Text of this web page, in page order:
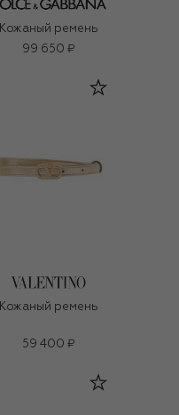
Кожаный ремень
99 650 ₽
Кожаный ремень
59 400 ₽